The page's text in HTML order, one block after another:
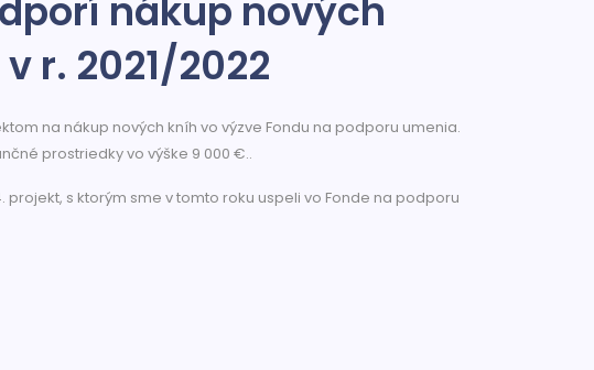
nákup nových
r. 2021/2022
na nákup nových kníh vo výzve Fondu na podporu umenia.
prostriedky vo výške 9 000 €..
projekt, s ktorým sme v tomto roku uspeli vo Fonde na podporu